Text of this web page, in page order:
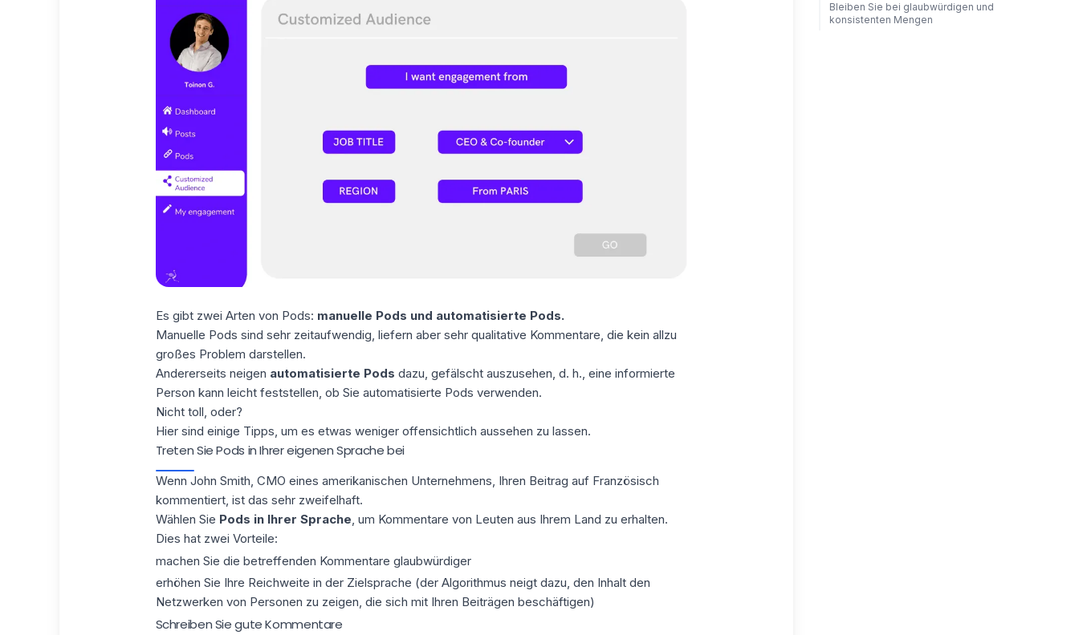
Es gibt zwei Arten von Pods: manuelle Pods und automatisierte Pods.
Manuelle Pods sind sehr zeitaufwendig, liefern aber sehr qualitative Kommentare, die kein allzu
großes Problem darstellen.
Andererseits neigen automatisierte Pods dazu, gefälscht auszusehen, d. h., eine informierte
Person kann leicht feststellen, ob Sie automatisierte Pods verwenden.
Nicht toll, oder?
Hier sind einige Tipps, um es etwas weniger offensichtlich aussehen zu lassen.
Treten Sie Pods in Ihrer eigenen Sprache bei
Wenn John Smith, CMO eines amerikanischen Unternehmens, Ihren Beitrag auf Französisch
kommentiert, ist das sehr zweifelhaft.
Wählen Sie Pods in Ihrer Sprache, um Kommentare von Leuten aus Ihrem Land zu erhalten.
Dies hat zwei Vorteile:
machen Sie die betreffenden Kommentare glaubwürdiger
erhöhen Sie Ihre Reichweite in der Zielsprache (der Algorithmus neigt dazu, den Inhalt den
Netzwerken von Personen zu zeigen, die sich mit Ihren Beiträgen beschäftigen)
Schreiben Sie gute Kommentare
Bleiben Sie bei glaubwürdigen und
konsistenten Mengen